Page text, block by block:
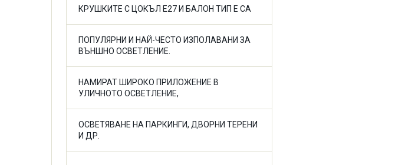
КРУШКИТЕ С ЦОКЪЛ E27 И БАЛОН ТИП E СА
ПОПУЛЯРНИ И НАЙ-ЧЕСТО ИЗПОЛАВАНИ ЗА
ВЪНШНО ОСВЕТЛЕНИЕ.
НАМИРАТ ШИРОКО ПРИЛОЖЕНИЕ В
УЛИЧНОТО ОСВЕТЛЕНИЕ,
ОСВЕТЯВАНЕ НА ПАРКИНГИ, ДВОРНИ ТЕРЕНИ
И ДР.